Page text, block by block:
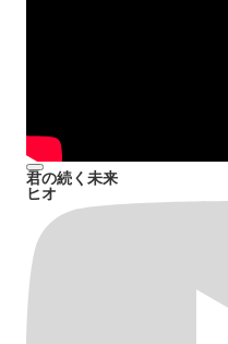
君の続く未来
ヒオ